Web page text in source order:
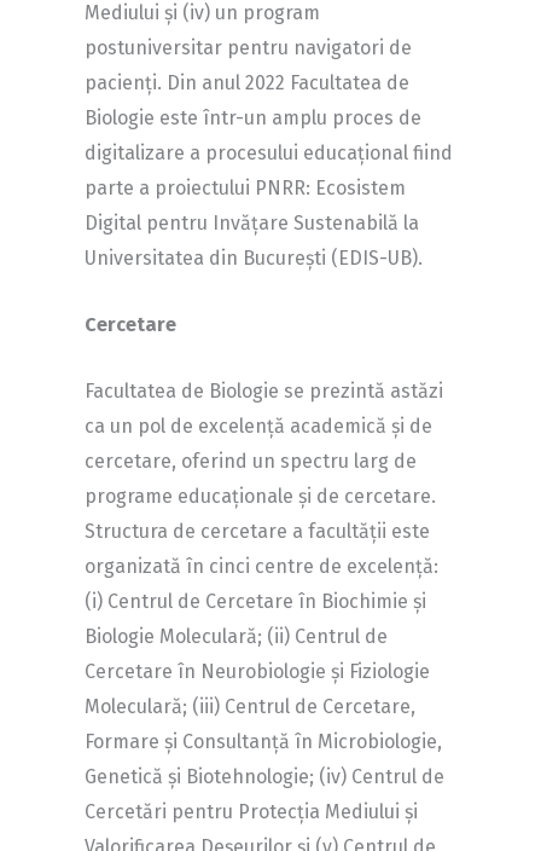
Mediului și (iv) un program
postuniversitar pentru navigatori de
pacienți. Din anul 2022 Facultatea de
Biologie este într-un amplu proces de
digitalizare a procesului educațional fiind
parte a proiectului PNRR: Ecosistem
Digital pentru Invățare Sustenabilă la
Universitatea din București (EDIS-UB).
Cercetare
Facultatea de Biologie se prezintă astăzi
ca un pol de excelență academică și de
cercetare, oferind un spectru larg de
programe educaționale și de cercetare.
Structura de cercetare a facultății este
organizată în cinci centre de excelență:
(i) Centrul de Cercetare în Biochimie și
Biologie Moleculară; (ii) Centrul de
Cercetare în Neurobiologie și Fiziologie
Moleculară; (iii) Centrul de Cercetare,
Formare și Consultanță în Microbiologie,
Genetică și Biotehnologie; (iv) Centrul de
Cercetări pentru Protecția Mediului și
Valorificarea Deșeurilor și (v) Centrul de